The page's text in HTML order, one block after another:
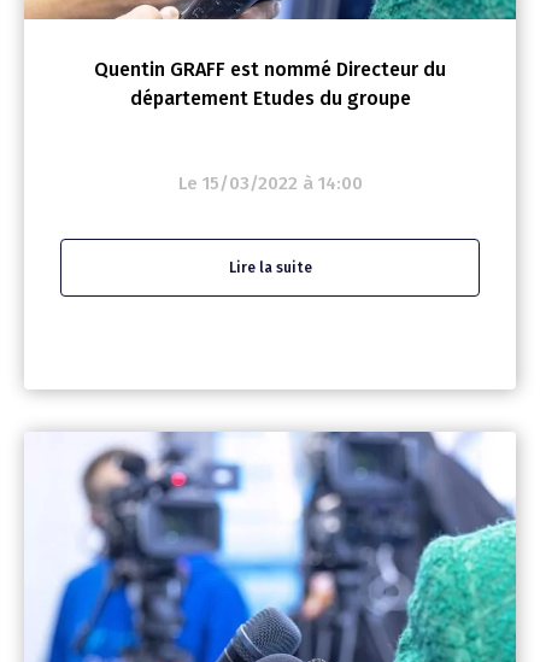
Quentin GRAFF est nommé Directeur du
département Etudes du groupe
Le 15/03/2022 à 14:00
Lire la suite